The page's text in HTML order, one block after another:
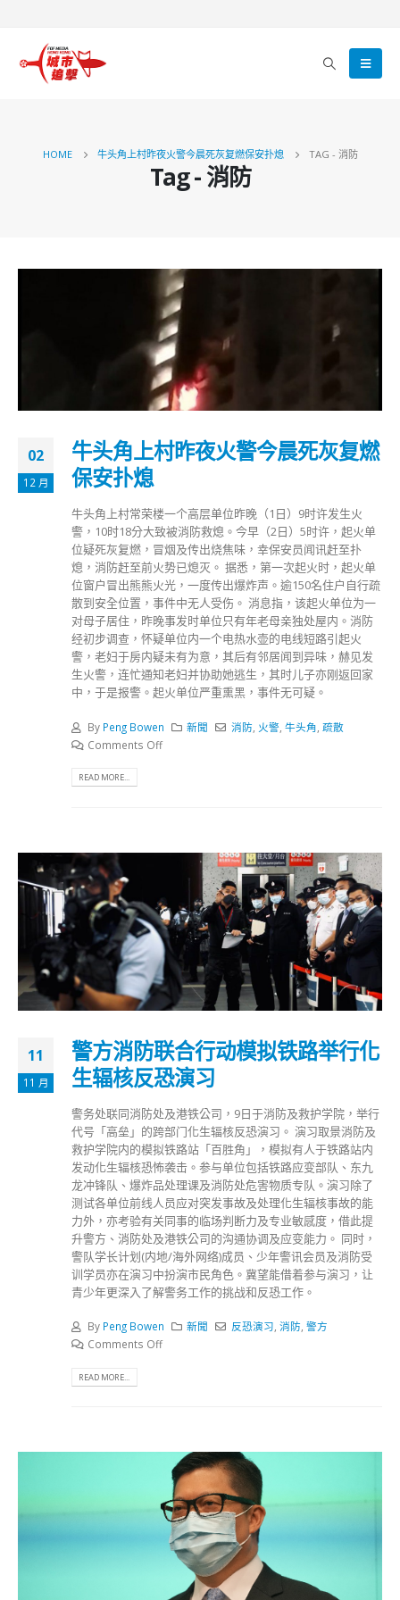
HOME 牛头角上村昨夜火警今晨死灰复燃保安扑熄 TAG - 消防
Tag - 消防
02
12 月
牛头角上村昨夜火警今晨死灰复燃
保安扑熄
牛头角上村常荣楼一个高层单位昨晚（1日）9时许发生火
警，10时18分大致被消防救熄。今早（2日）5时许，起火单
位疑死灰复燃，冒烟及传出烧焦味，幸保安员闻讯赶至扑
熄，消防赶至前火势已熄灭。 据悉，第一次起火时，起火单
位窗户冒出熊熊火光，一度传出爆炸声。逾150名住户自行疏
散到安全位置，事件中无人受伤。 消息指，该起火单位为一
对母子居住，昨晚事发时单位只有年老母亲独处屋内。消防
经初步调查，怀疑单位内一个电热水壶的电线短路引起火
警，老妇于房内疑未有为意，其后有邻居闻到异味，赫见发
生火警，连忙通知老妇并协助她逃生，其时儿子亦刚返回家
中，于是报警。起火单位严重熏黑，事件无可疑。
By Peng Bowen 新聞 消防 火警 ,牛头角 ,疏散
Comments Off
READ MORE...
11
11 月
警方消防联合行动模拟铁路举行化
生辐核反恐演习
警务处联同消防处及港铁公司，9日于消防及救护学院，举行
代号「高垒」的跨部门化生辐核反恐演习。 演习取景消防及
救护学院内的模拟铁路站「百胜角」，模拟有人于铁路站内
发动化生辐核恐怖袭击。参与单位包括铁路应变部队、东九
龙冲锋队、爆炸品处理课及消防处危害物质专队。演习除了
测试各单位前线人员应对突发事故及处理化生辐核事故的能
力外，亦考验有关同事的临场判断力及专业敏感度，借此提
升警方、消防处及港铁公司的沟通协调及应变能力。 同时，
警队学长计划(内地/海外网络)成员、少年警讯会员及消防受
训学员亦在演习中扮演市民角色。冀望能借着参与演习，让
青少年更深入了解警务工作的挑战和反恐工作。
By Peng Bowen 新聞 反恐演习,消防,警方
Comments Off
READ MORE...